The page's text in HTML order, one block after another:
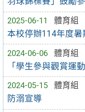
2025-06-11
體育組
本校停辦114年度暑
2024-06-06
體育組
「學生參與觀賞運
2024-05-15
體育組
防溺宣導